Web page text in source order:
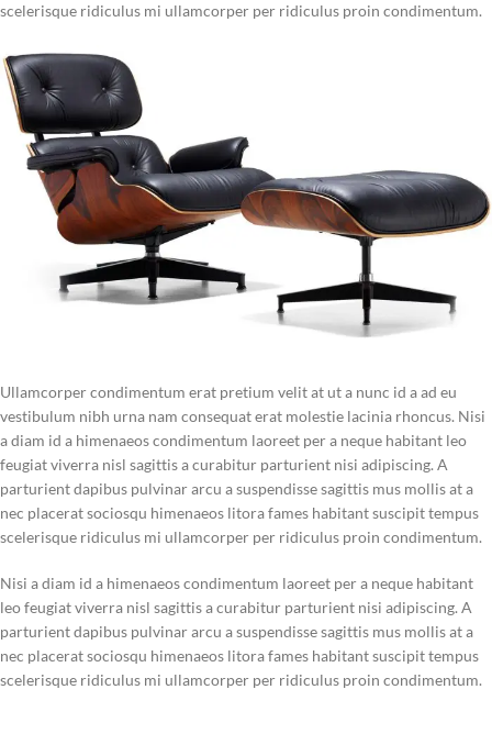
scelerisque ridiculus mi ullamcorper per ridiculus proin condimentum.
Ullamcorper condimentum erat pretium velit at ut a nunc id a ad eu
vestibulum nibh urna nam consequat erat molestie lacinia rhoncus. Nisi
a diam id a himenaeos condimentum laoreet per a neque habitant leo
feugiat viverra nisl sagittis a curabitur parturient nisi adipiscing. A
parturient dapibus pulvinar arcu a suspendisse sagittis mus mollis at a
nec placerat sociosqu himenaeos litora fames habitant suscipit tempus
scelerisque ridiculus mi ullamcorper per ridiculus proin condimentum.
Nisi a diam id a himenaeos condimentum laoreet per a neque habitant
leo feugiat viverra nisl sagittis a curabitur parturient nisi adipiscing. A
parturient dapibus pulvinar arcu a suspendisse sagittis mus mollis at a
nec placerat sociosqu himenaeos litora fames habitant suscipit tempus
scelerisque ridiculus mi ullamcorper per ridiculus proin condimentum.